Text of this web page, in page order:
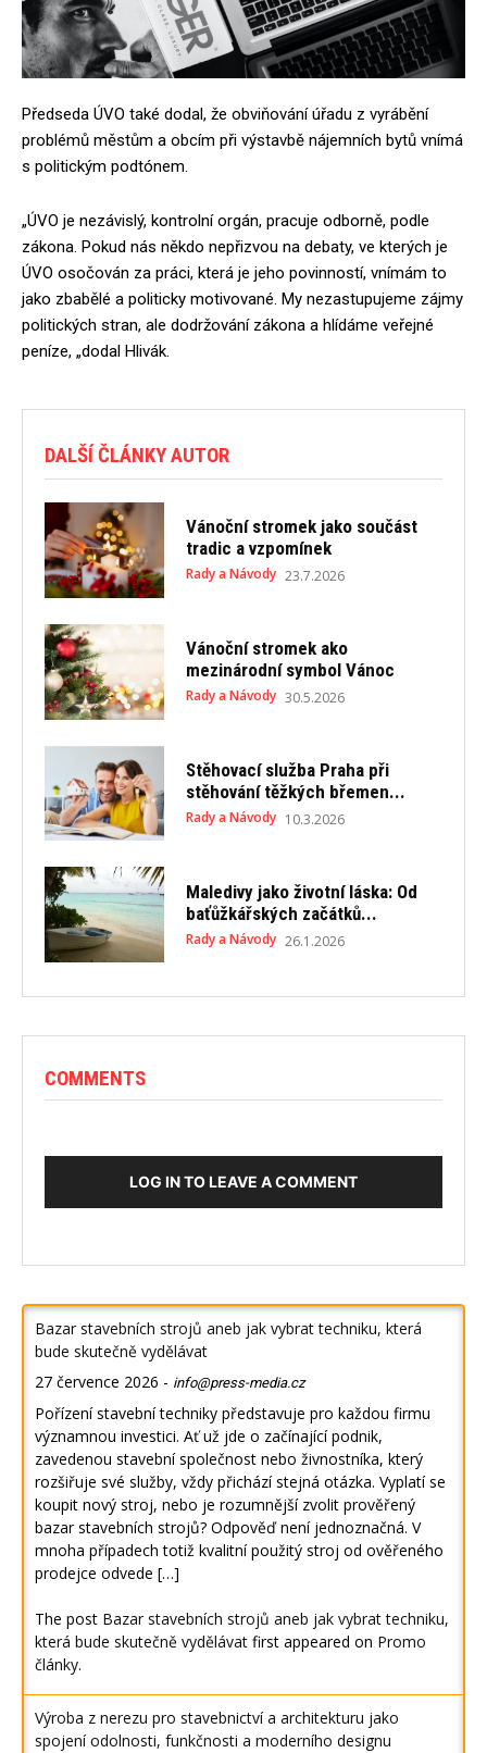
Předseda ÚVO také dodal, že obviňování úřadu z vyrábění
problémů městům a obcím při výstavbě nájemních bytů vnímá
s politickým podtónem.
„ÚVO je nezávislý, kontrolní orgán, pracuje odborně, podle
zákona. Pokud nás někdo nepřizvou na debaty, ve kterých je
ÚVO osočován za práci, která je jeho povinností, vnímám to
jako zbabělé a politicky motivované. My nezastupujeme zájmy
politických stran, ale dodržování zákona a hlídáme veřejné
peníze, „dodal Hlivák.
DALŠÍ ČLÁNKY AUTOR
Vánoční stromek jako součást
tradic a vzpomínek
Rady a Návody 23.7.2026
Vánoční stromek ako
mezinárodní symbol Vánoc
Rady a Návody 30.5.2026
Stěhovací služba Praha při
stěhování těžkých břemen...
Rady a Návody 10.3.2026
Maledivy jako životní láska: Od
baťůžkářských začátků...
Rady a Návody 26.1.2026
COMMENTS
LOG IN TO LEAVE A COMMENT
Bazar stavebních strojů aneb jak vybrat techniku, která
bude skutečně vydělávat
27 července 2026 - info@press-media.cz
Pořízení stavební techniky představuje pro každou firmu
významnou investici. Ať už jde o začínající podnik,
zavedenou stavební společnost nebo živnostníka, který
rozšiřuje své služby, vždy přichází stejná otázka. Vyplatí se
koupit nový stroj, nebo je rozumnější zvolit prověřený
bazar stavebních strojů? Odpověď není jednoznačná. V
mnoha případech totiž kvalitní použitý stroj od ověřeného
prodejce odvede […]
The post Bazar stavebních strojů aneb jak vybrat techniku,
která bude skutečně vydělávat first appeared on Promo
články.
Výroba z nerezu pro stavebnictví a architekturu jako
spojení odolnosti, funkčnosti a moderního designu